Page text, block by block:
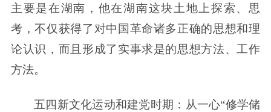
主要是在湖南，他在湖南这块土地上探索、思
考，不仅获得了对中国革命诸多正确的思想和理
论认识，而且形成了实事求是的思想方法、工作
方法。
五四新文化运动和建党时期：从一心“修学储